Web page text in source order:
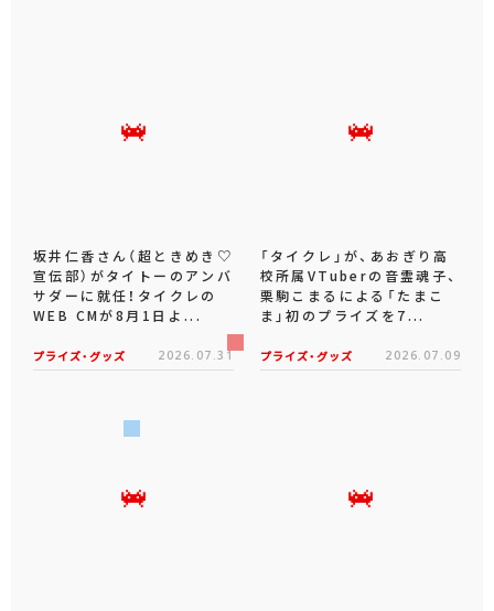
坂井仁香さん（超ときめき♡
宣伝部）がタイトーのアンバ
サダーに就任！タイクレの
WEB CMが8月1日よ...
プライズ・グッズ 2026.07.31
「タイクレ」が、あおぎり高
校所属VTuberの音霊魂子、
栗駒こまるによる「たまこ
ま」初のプライズを7...
プライズ・グッズ 2026.07.09